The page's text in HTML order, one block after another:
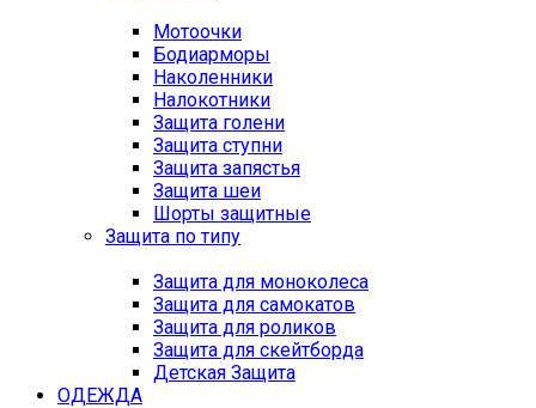
Мотоочки
Бодиарморы
Наколенники
Налокотники
Защита голени
Защита ступни
Защита запястья
Защита шеи
Шорты защитные
Защита по типу
Защита для моноколеса
Защита для самокатов
Защита для роликов
Защита для скейтборда
Детская Защита
ОДЕЖДА